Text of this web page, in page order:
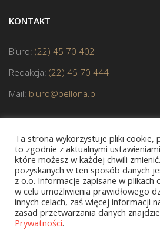
KONTAKT
Biuro: (22) 45 70 402
Redakcja: (22) 45 70 444
Mail: biuro@bellona.pl
JESTEŚMY CZŁONKIEM POLSKIEJ IZBY KSIĄŻKI
Ta strona wykorzystuje pliki cookie,
to zgodnie z aktualnymi
które możesz w każdej chwili
pozyskanych w ten sposób danych
z o.o. Informacje zapisane w plikach
w celu umożliwienia prawidłowego
innych celach, zaś więcej informacji
zasad przetwarzania danych
Prywatności.